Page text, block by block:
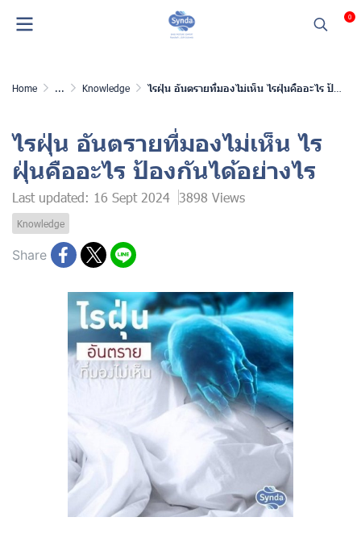
0
Home ... Knowledge ไรฝุ่น อันตรายที่มองไม่เห็น ไรฝุ่นคืออะไร ป้องกันได้อย่างไร
ไรฝุ่น อันตรายที่มองไม่เห็น ไร
ฝุ่นคืออะไร ป้องกันได้อย่างไร
Last updated: 16 Sept 2024 3898 Views
Knowledge
Share